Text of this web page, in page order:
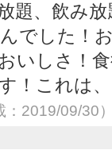
題、飲み
でした！
いしさ！
！これは
：2019/09/30